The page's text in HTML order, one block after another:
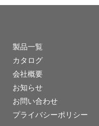
製品一覧
カタログ
会社概要
お知らせ
お問い合わせ
プライバシーポリシー